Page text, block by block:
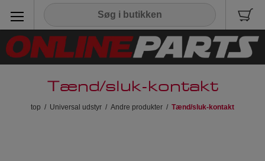
Tænd/sluk-kontakt
top / Universal udstyr / Andre produkter / Tænd/sluk-kontakt